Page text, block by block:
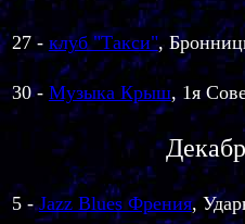
27 - клуб "Такси",
30- Музыка Крыш, 1я
5 -Jazz Blues Френия,